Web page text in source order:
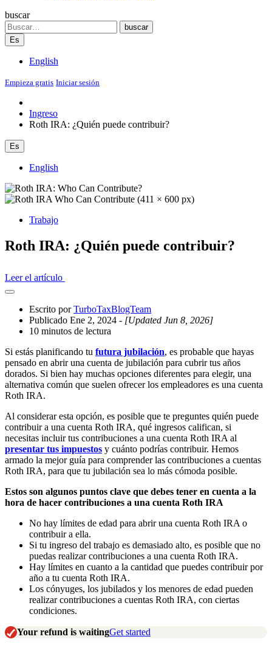
buscar
Search
buscar
Es
English
Empieza gratis Iniciar sesión
Ingreso
Roth IRA: ¿Quién puede contribuir?
Es
English
Trabajo
Roth IRA: ¿Quién puede contribuir?
Leer el artículo
Abrir
cajón
compartido
Escrito porTurboTaxBlogTeam
Publicado Ene 2, 2024 - [Updated Jun 8, 2026]
10 minutos de lectura
Si estás planificando tu futura jubilación, es probable que hayas
pensado en abrir una cuenta de jubilación para cubrir tus años
dorados. Si bien hay muchas opciones diferentes para elegir, una
alternativa común que suelen ofrecer los empleadores es una cuenta
Roth IRA.
Al considerar esta opción, es posible que te preguntes quién puede
contribuir a una cuenta Roth IRA, qué ingresos califican, si
necesitas incluir tus contribuciones a una cuenta Roth IRA al
presentar tus impuestos y cuánto podrías contribuir. Hemos
armado la mejor guía para comprender las contribuciones a cuentas
Roth IRA, para que tu jubilación sea lo más cómoda posible.
Estos son algunos puntos clave que debes tener en cuenta a la
hora de hacer contribuciones a una cuenta Roth IRA
No hay límites de edad para abrir una cuenta Roth IRA o
contribuir a ella.
Si tu ingreso del trabajo es demasiado alto, es posible que no
puedas realizar contribuciones a una cuenta Roth IRA.
Hay límites en cuanto a la cantidad que puedes contribuir por
año a tu cuenta Roth IRA.
Los cónyuges, los jubilados y los menores de edad pueden
realizar contribuciones a cuentas Roth IRA, con ciertas
condiciones.
Your refund is waitingGet started